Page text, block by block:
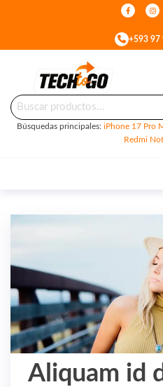
+593 97
Tech
To
Celulares
&
Accesorios
Búsquedas principales: iPhone 17 Pro
Redmi
Aliquam id